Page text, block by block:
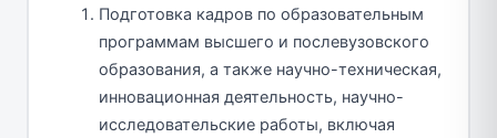
Подготовка кадров по образовательным
программам высшего и послевузовского
образования, а также научно-техническая,
инновационная деятельность, научно-
исследовательские работы, включая